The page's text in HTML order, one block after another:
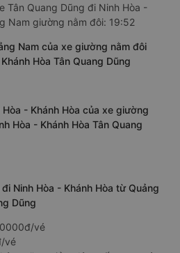
Tân Quang Dũng đi Ninh Hòa -
Nam giường nằm đôi: 19:52
Nam của xe giường nằm đôi
Hòa Tân Quang Dũng
- Khánh Hòa của xe giường
Hòa - Khánh Hòa Tân Quang
Ninh Hòa - Khánh Hòa từ Quảng
Dũng
vé
vé